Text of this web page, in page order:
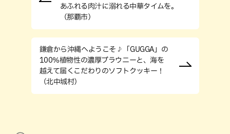
あふれる肉汁に溺れる中華タイムを。
（那覇市）
鎌倉から沖縄へようこそ♪「GUGGA」の
100％植物性の濃厚ブラウニーと、海を
越えて届くこだわりのソフトクッキー！
（北中城村）